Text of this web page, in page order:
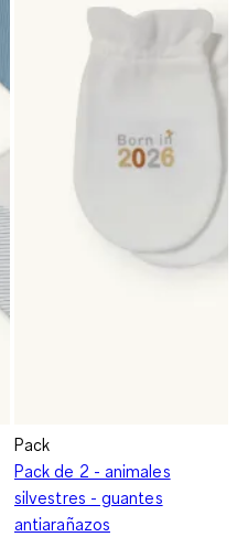
Pack
Pack de 2 - animales
silvestres - guantes
antiarañazos